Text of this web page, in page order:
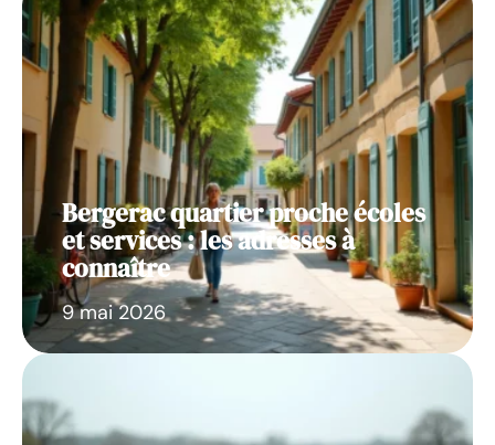
Bergerac quartier proche écoles
et services : les adresses à
connaître
9 mai 2026